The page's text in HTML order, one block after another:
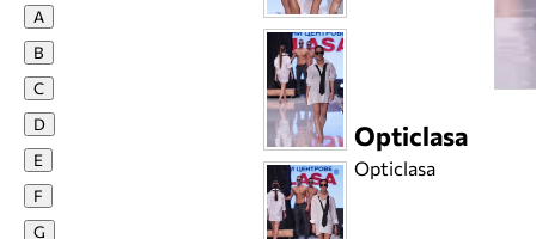
Opticlasa
Opticlasa
Dirk Bikemberds
Donitas
DQueen
Dress Stylishly
E
Elena Zlateva
Enigma
A
B
C
D
E
F
G